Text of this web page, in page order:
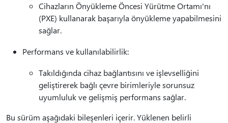
Cihazların Önyükleme Öncesi Yürütme Ortamı'nı
(PXE) kullanarak başarıyla önyükleme yapabilmesini
sağlar.
Performans ve kullanılabilirlik:
Takıldığında cihaz bağlantısını ve işlevselliğini
geliştirerek bağlı çevre birimleriyle sorunsuz
uyumluluk ve gelişmiş performans sağlar.
Bu sürüm aşağıdaki bileşenleri içerir. Yüklenen belirli